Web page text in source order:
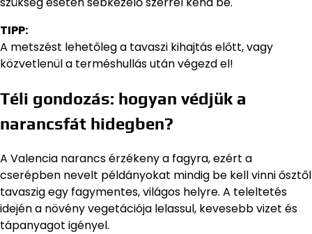
TIPP:
A metszést lehetőleg a tavaszi kihajtás előtt, vagy
közvetlenül a terméshullás után végezd el!
Téli gondozás: hogyan védjük a
narancsfát hidegben?
A Valencia narancs érzékeny a fagyra, ezért a
cserépben nevelt példányokat mindig be kell vinni ősztől
tavaszig egy fagymentes, világos helyre. A teleltetés
idején a növény vegetációja lelassul, kevesebb vizet és
tápanyagot igényel.